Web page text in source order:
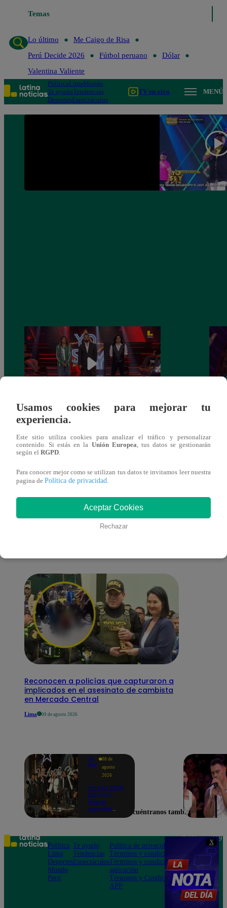
X
Temas
Lo último
Me Caigo de Risa
Perú Decide 2026
Fútbol peruano
Dólar
Valentina Valiente
PolíticaLimaMundo
Te ayudoTendencias
DeportesEspectáculos
TV en vivo MENÚ
Yo Soy GRANDES BATALLAS: ¡El
Pájaro Gómez venció a Miguel Mateos y
mantuvo su silla de consagrado!
También te puede
Reconocen a policías que capturaron a
implicados en el asesinato de cambista
en Mercado Central
Lima 09 de agosto 2026
Yo
Soy
08 de
agosto
2026
Yo Soy 2026
EN VIVO:
Nueve
grandes
Soy con “We
Are the
Champions”
Usamos cookies para mejorar tu
experiencia.
Este sitio utiliza cookies para analizar el tráfico y personalizar
contenido. Si estás en la Unión Europea, tus datos se gestionarán
según el RGPD.
Para conocer mejor como se utilizan tus datos te invitamos leer nuestra
pagina de Política de privacidad.
Aceptar Cookies
Rechazar
Encuéntranos también en
Política
Lima
Deportes
Mundo
Perú
Te ayudo
Tendencias
Espectáculos
Política de privacidad
Términos y condiciones
Términos y condiciones
aplicación
Términos y Condiciones
APP
Teléfono: 219
Av. San
Felipe 968
Jesús María